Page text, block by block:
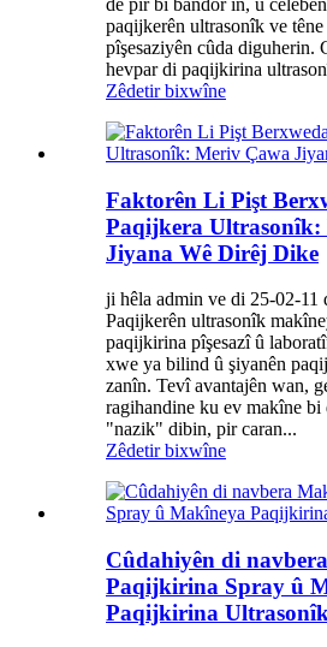
paqijkerên ultrasonîk ve
pîşesaziyên cûda diguherin.
hevpar di paqijkirina
Zêdetir bixwîne
Faktorên Li Pişt
Paqijkera Ultrasonîk:
Jiyana Wê Dirêj Dike
ji hêla admin ve di 25-02-11
Paqijkerên ultrasonîk
paqijkirina pîşesazî û
xwe ya bilind û şiyanên
zanîn. Tevî avantajên wan,
ragihandine ku ev makîne bi
"nazik" dibin, pir caran...
Zêdetir bixwîne
Cûdahiyên di
Paqijkirina Spray û
Paqijkirina